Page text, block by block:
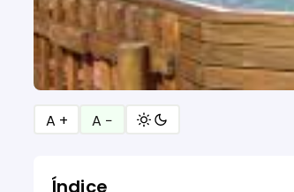
A + A −
Índice